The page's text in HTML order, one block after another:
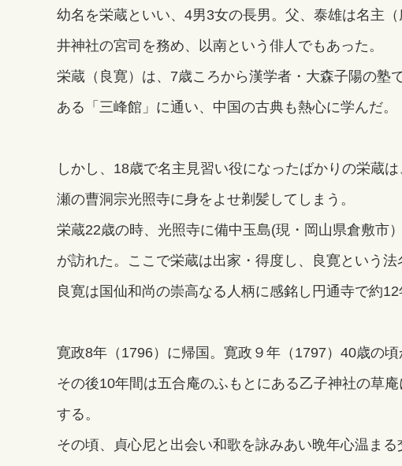
幼名を栄蔵といい、4男3女の長男。父、泰雄は名主
井神社の宮司を務め、以南という俳人でもあった。
栄蔵（良寛）は、7歳ころから漢学者・大森子陽の塾
ある「三峰館」に通い、中国の古典も熱心に学んだ。
しかし、18歳で名主見習い役になったばかりの栄蔵
瀬の曹洞宗光照寺に身をよせ剃髪してしまう。
栄蔵22歳の時、光照寺に備中玉島(現・岡山県倉敷市
が訪れた。ここで栄蔵は出家・得度し、良寛という法
良寛は国仙和尚の崇高なる人柄に感銘し円通寺で約
寛政8年（1796）に帰国。寛政９年（1797）40歳の
その後10年間は五合庵のふもとにある乙子神社の草
する。
その頃、貞心尼と出会い和歌を詠みあい晩年心温ま